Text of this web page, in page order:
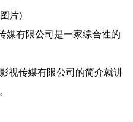
片)
媒有限公司是一家综合性的
视传媒有限公司的简介就讲